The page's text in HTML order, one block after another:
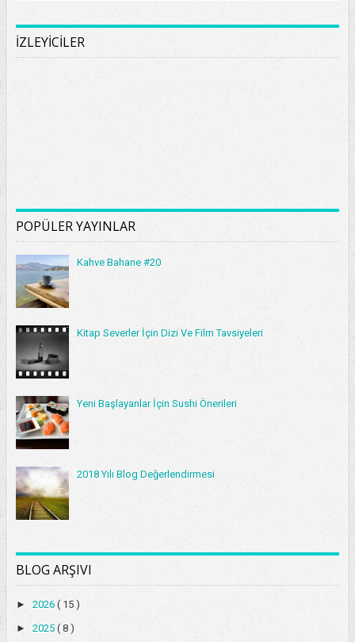
İZLEYİCİLER
POPÜLER YAYINLAR
Kahve Bahane #20
Kitap Severler İçin Dizi Ve Film Tavsiyeleri
Yeni Başlayanlar İçin Sushi Önerileri
2018 Yılı Blog Değerlendirmesi
BLOG ARŞIVI
► 2026 ( 15 )
► 2025 ( 8 )